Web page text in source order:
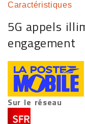
Caractéristiques
5G appels
engagement
Sur le réseau